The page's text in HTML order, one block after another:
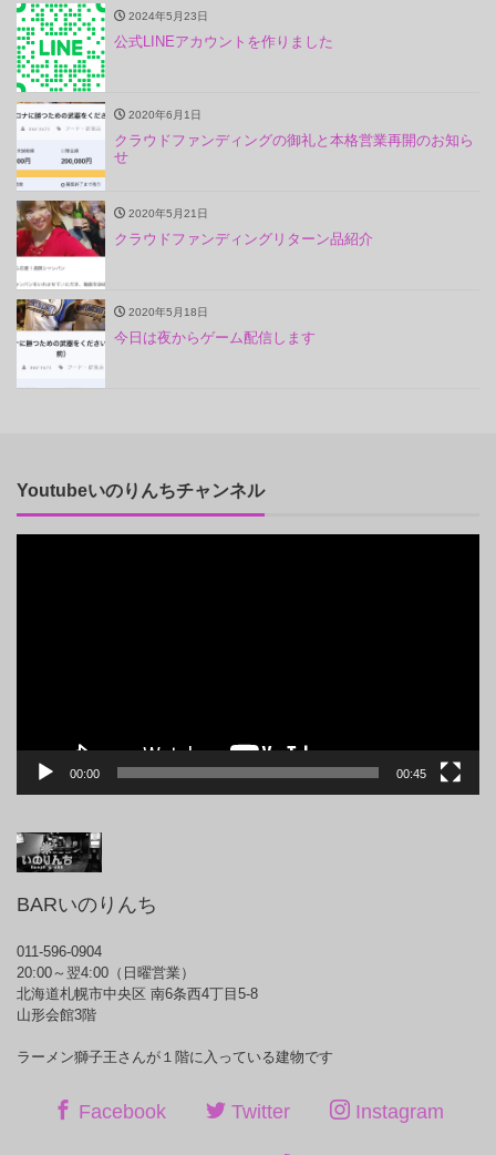
2024年5月23日
公式LINEアカウントを作りました
2020年6月1日
クラウドファンディングの御礼と本格営業再開のお知ら
せ
2020年5月21日
クラウドファンディングリターン品紹介
2020年5月18日
今日は夜からゲーム配信します
Youtubeいのりんちチャンネル
00:00 00:45
BARいのりんち
011-596-0904
20:00～翌4:00（日曜営業）
北海道札幌市中央区 南6条西4丁目5-8
山形会館3階
ラーメン獅子王さんが１階に入っている建物です
Facebook Twitter Instagram